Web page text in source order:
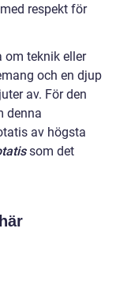
respekt för
om teknik eller
och en djup
av. För den
denna
av högsta
som det